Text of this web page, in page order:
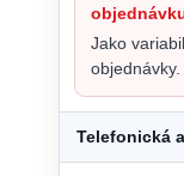
Jako
objednávky.
Telefonická